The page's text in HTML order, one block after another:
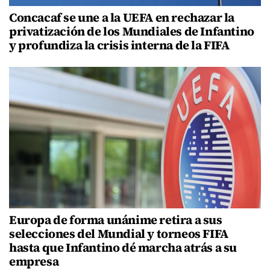
Concacaf se une a la UEFA en rechazar la
privatización de los Mundiales de Infantino
y profundiza la crisis interna de la FIFA
Europa de forma unánime retira a sus
selecciones del Mundial y torneos FIFA
hasta que Infantino dé marcha atrás a su
empresa